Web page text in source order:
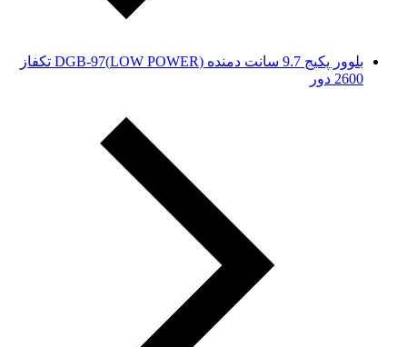
بلوور پکیج 9.7 سانت دمنده (LOW POWER)DGB-97 تکفاز
2600 دور